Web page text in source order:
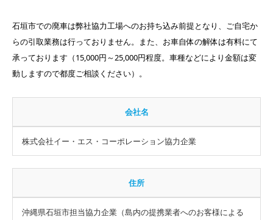
石垣市での廃車は弊社協力工場へのお持ち込み前提となり、ご自宅か
らの引取業務は行っておりません。また、お車自体の解体は有料にて
承っております（15,000円～25,000円程度。車種などにより金額は変
動しますので都度ご相談ください）。
会社名
株式会社イー・エス・コーポレーション協力企業
住所
沖縄県石垣市担当協力企業（島内の提携業者へのお客様による